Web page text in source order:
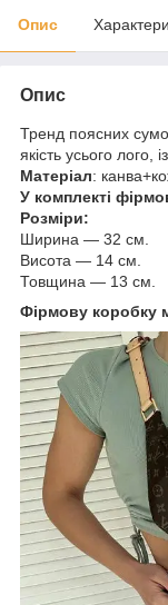
Опис
Опис
Тренд поясних
якість усього
Матеріал:
У комплекті
Розміри:
Ширина — 32 см.
Висота — 14 см.
Товщина — 13 см.
Фірмову коробку